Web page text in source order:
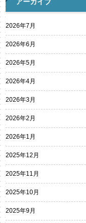
2026年7月
2026年6月
2026年5月
2026年4月
2026年3月
2026年2月
2026年1月
2025年12月
2025年11月
2025年10月
2025年9月